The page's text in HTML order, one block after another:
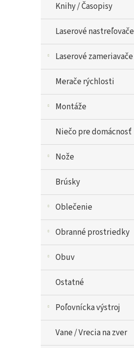
Knihy / Časopisy
Laserové nastreľovače
Laserové zameriavače
Merače rýchlosti
Montáže
Niečo pre domácnosť
Nože
Brúsky
Oblečenie
Obranné prostriedky
Obuv
Ostatné
Poľovnícka výstroj
Vane / Vrecia na zver